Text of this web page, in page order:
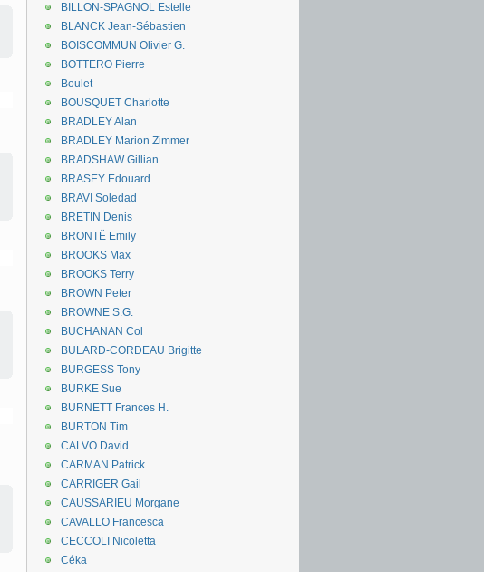
BILLON-SPAGNOL Estelle
BLANCK Jean-Sébastien
BOISCOMMUN Olivier G.
BOTTERO Pierre
Boulet
BOUSQUET Charlotte
BRADLEY Alan
BRADLEY Marion Zimmer
BRADSHAW Gillian
BRASEY Edouard
BRAVI Soledad
BRETIN Denis
BRONTË Emily
BROOKS Max
BROOKS Terry
BROWN Peter
BROWNE S.G.
BUCHANAN Col
BULARD-CORDEAU Brigitte
BURGESS Tony
BURKE Sue
BURNETT Frances H.
BURTON Tim
CALVO David
CARMAN Patrick
CARRIGER Gail
CAUSSARIEU Morgane
CAVALLO Francesca
CECCOLI Nicoletta
Céka